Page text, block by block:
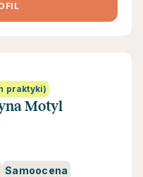
praktyki)
Motyl
Samoocena